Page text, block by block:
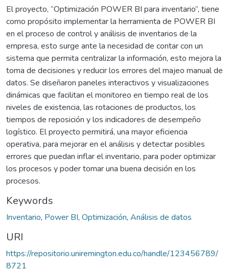
El proyecto, “Optimización POWER BI para inventario”, tiene
como propósito implementar la herramienta de POWER BI
en el proceso de control y análisis de inventarios de la
empresa, esto surge ante la necesidad de contar con un
sistema que permita centralizar la información, esto mejora la
toma de decisiones y reducir los errores del majeo manual de
datos. Se diseñaron paneles interactivos y visualizaciones
dinámicas que facilitan el monitoreo en tiempo real de los
niveles de existencia, las rotaciones de productos, los
tiempos de reposición y los indicadores de desempeño
logístico. El proyecto permitirá, una mayor eficiencia
operativa, para mejorar en el análisis y detectar posibles
errores que puedan inflar el inventario, para poder optimizar
los procesos y poder tomar una buena decisión en los
procesos.
Keywords
Inventario, Power BI, Optimización, Análisis de datos
URI
https://repositorio.uniremington.edu.co/handle/123456789/
8721